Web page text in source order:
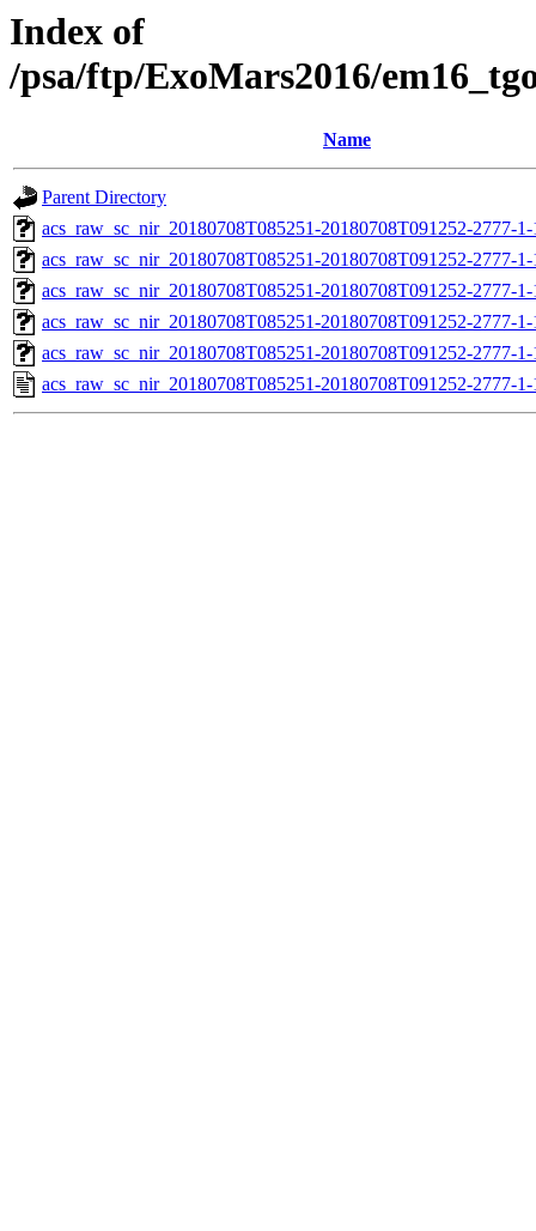
Index of
/psa/ftp/ExoMars2016/
Name
Parent Directory
acs_raw_sc_nir_20180708T085251-20180708T091252-2777-
acs_raw_sc_nir_20180708T085251-20180708T091252-2777-
acs_raw_sc_nir_20180708T085251-20180708T091252-2777-
acs_raw_sc_nir_20180708T085251-20180708T091252-2777-
acs_raw_sc_nir_20180708T085251-20180708T091252-2777-
acs_raw_sc_nir_20180708T085251-20180708T091252-2777-